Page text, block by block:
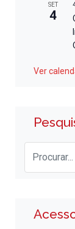
SET
4
Ver